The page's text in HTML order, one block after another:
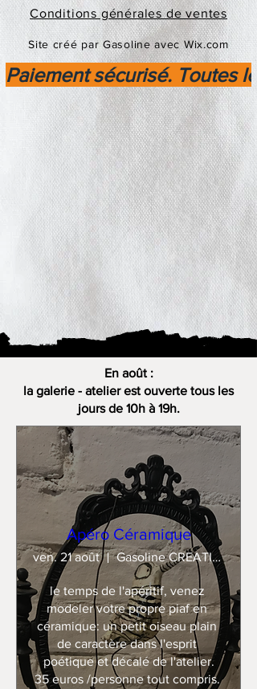
Conditions générales de ventes
Site créé par Gasoline avec Wix.com
Paiement sécurisé. Toutes
En août :
la galerie - atelier est ouverte tous les
jours de 10h à 19h.
Apéro Céramique
ven. 21 août Gasoline CREATION
le temps de l'apéritif, venez
modeler votre propre piaf en
céramique: un petit oiseau plain
de caractère dans l'esprit
poétique et décalé de l'atelier.
35 euros /personne tout compris.